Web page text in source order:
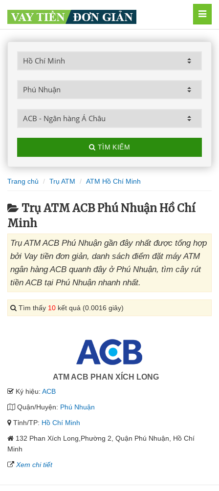
TÌM KIẾM
Trang chủ Trụ ATM ATM Hồ Chí Minh
Trụ ATM ACB Phú Nhuận Hồ Chí
Minh
Trụ ATM ACB Phú Nhuận gần đây nhất được tổng hợp
bởi Vay tiền đơn giản, danh sách điểm đặt máy ATM
ngân hàng ACB quanh đây ở Phú Nhuận, tìm cây rút
tiền ACB tại Phú Nhuận nhanh nhất.
Tìm thấy 10 kết quả (0.0016 giây)
ATM ACB PHAN XÍCH LONG
Ký hiệu: ACB
Quận/Huyện: Phú Nhuận
Tỉnh/TP: Hồ Chí Minh
132 Phan Xích Long,Phường 2, Quận Phú Nhuận, Hồ Chí
Minh
Xem chi tiết